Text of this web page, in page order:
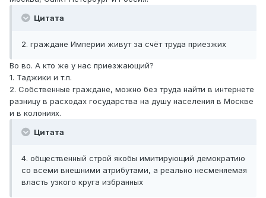
Цитата
2. граждане Империи живут за счёт труда приезжих
Во во. А кто же у нас приезжающий?
1. Таджики и т.п.
2. Собственные граждане, можно без труда найти в интернете
разницу в расходах государства на душу населения в Москве
и в колониях.
Цитата
4. общественный строй якобы имитирующий демократию
со всеми внешними атрибутами, а реально несменяемая
власть узкого круга избранных